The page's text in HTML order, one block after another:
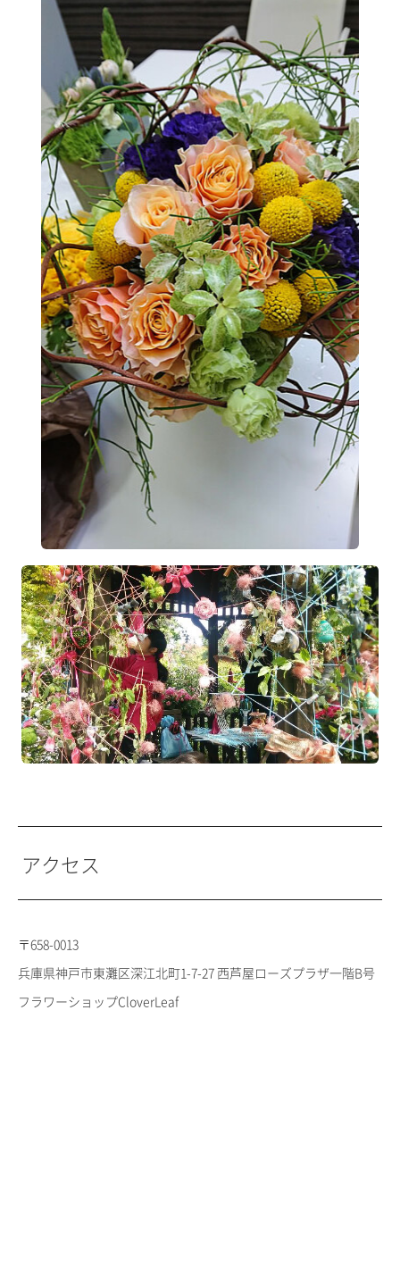
アクセス
〒658-0013
兵庫県神戸市東灘区深江北町1-7-27 西芦屋ローズプラザ一階B号
フラワーショップCloverLeaf